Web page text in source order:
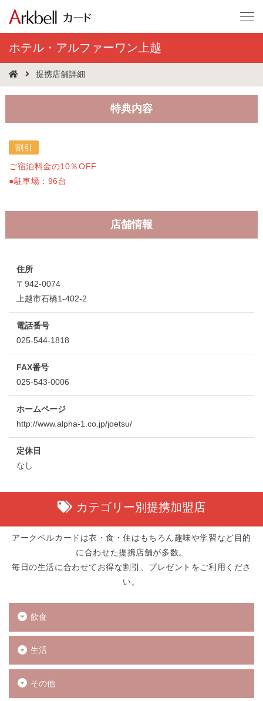
ホテル・アルファーワン上越
提携店舗詳細
特典内容
割引
ご宿泊料金の10％OFF
●駐車場：96台
店舗情報
住所
〒942-0074
上越市石橋1-402-2
電話番号
025-544-1818
FAX番号
025-543-0006
ホームページ
http://www.alpha-1.co.jp/joetsu/
定休日
なし
カテゴリー別提携加盟店
アークベルカードは衣・食・住はもちろん趣味や学習など目的
に合わせた提携店舗が多数。
毎日の生活に合わせてお得な割引、プレゼントをご利用くださ
い。
飲食
生活
その他